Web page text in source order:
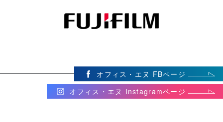
オフィス・エヌ FBページ
オフィス・エヌ Instagramページ